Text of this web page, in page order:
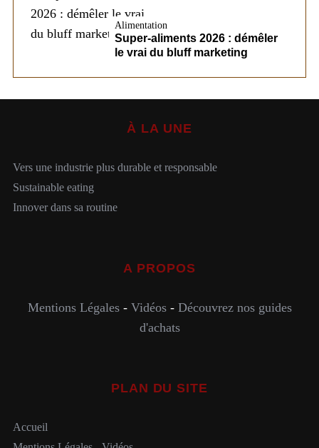
Alimentation
Super-aliments 2026 : démêler
le vrai du bluff marketing
À LA UNE
Vers une industrie plus durable et responsable
Sustainable eating
Innover dans sa routine
A PROPOS
Mentions Légales- Vidéos- Découvrez nos guides
d'achats
PLAN DU SITE
Accueil